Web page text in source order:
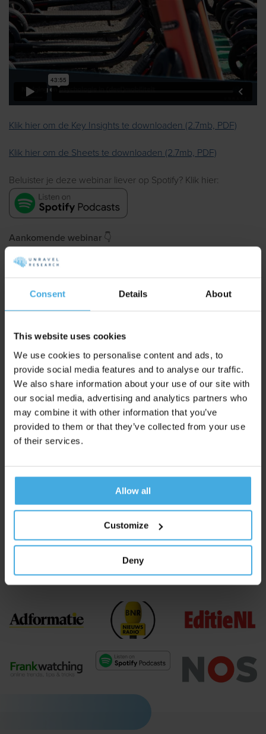
Consent Details About
This website uses cookies
We use cookies to personalise content and ads, to
provide social media features and to analyse our traffic.
We also share information about your use of our site with
our social media, advertising and analytics partners who
may combine it with other information that you’ve
provided to them or that they’ve collected from your use
of their services.
Allow all
Customize
Deny
Klik hier om de Key Insights te downloaden (2.7mb, PDF)
Klik hier om de Sheets te downloaden (2.7mb, PDF)
Beluister je deze webinar liever op Spotify? Klik hier:
Aankomende webinar 👇
"Waarom je brand tracker liegt"
Schrijf Je Nu Gratis In
Smaakt dit naar meer 😇?
Neem contact op met Tim ( tim@unravelresearch.com
eens te bespreken hoe we dit voor jou kunnen inzetten!
PS Vond je dit webinar waardevol en wil je het niet missen als
er een nieuwe aangekondigd wordt?
Schrijf je dan in voor onze updates, je bent met ruim 9.165
anderen in goed gezelschap.
Unravel verscheen eerder in: